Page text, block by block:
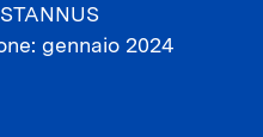
gennaio 2024